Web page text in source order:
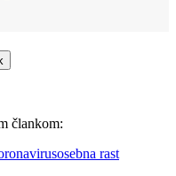
člankom:
osebna rast